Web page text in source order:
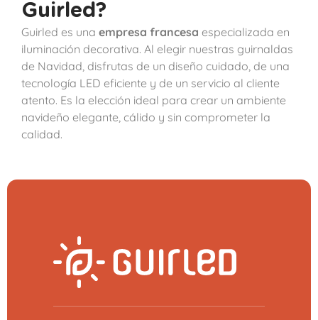
Guirled?
Guirled es una empresa francesa especializada en
iluminación decorativa. Al elegir nuestras guirnaldas
de Navidad, disfrutas de un diseño cuidado, de una
tecnología LED eficiente y de un servicio al cliente
atento. Es la elección ideal para crear un ambiente
navideño elegante, cálido y sin comprometer la
calidad.